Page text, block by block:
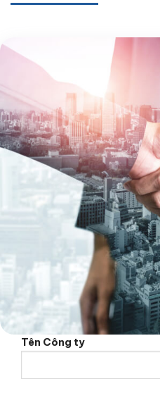
Tên Công ty